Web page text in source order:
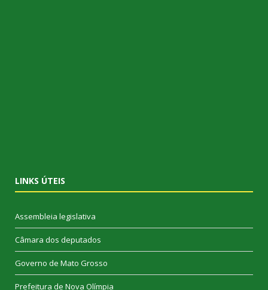
LINKS ÚTEIS
Assembleia legislativa
Câmara dos deputados
Governo de Mato Grosso
Prefeitura de Nova Olímpia